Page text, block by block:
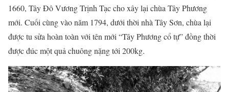
1660, Tây Đô Vương Trịnh Tạc cho xây lại chùa Tây Phương
mới. Cuối cùng vào năm 1794, dưới thời nhà Tây Sơn, chùa lại
được tu sửa hoàn toàn với tên mới “Tây Phương cổ tự” đồng thời
được đúc một quả chuông nặng tới 200kg.